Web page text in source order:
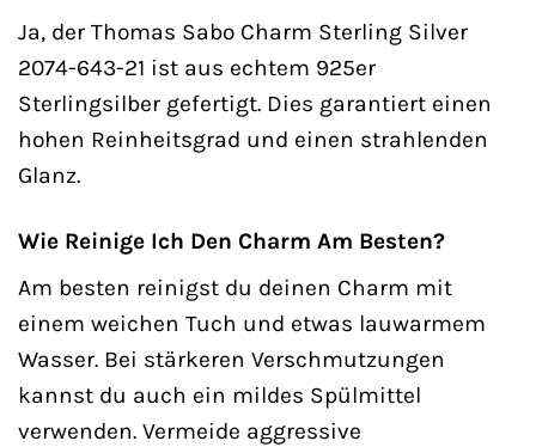
Ja, der Thomas Sabo Charm Sterling Silver
2074-643-21 ist aus echtem 925er
Sterlingsilber gefertigt. Dies garantiert einen
hohen Reinheitsgrad und einen strahlenden
Glanz.
Wie Reinige Ich Den Charm Am Besten?
Am besten reinigst du deinen Charm mit
einem weichen Tuch und etwas lauwarmem
Wasser. Bei stärkeren Verschmutzungen
kannst du auch ein mildes Spülmittel
verwenden. Vermeide aggressive